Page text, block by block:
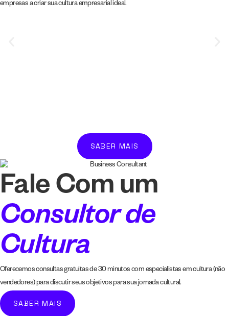
na ativação de culturas intencionais, consultando e treinando C-Suite, gerentes e
SABER MAIS
Fale Com um
Consultor de
Cultura
Oferecemos consultas gratuitas de 30 minutos com especialistas em cultura (não
vendedores) para discutir seus objetivos para sua jornada cultural.
SABER MAIS